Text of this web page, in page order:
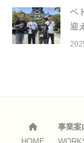
ベ
迎
事業案